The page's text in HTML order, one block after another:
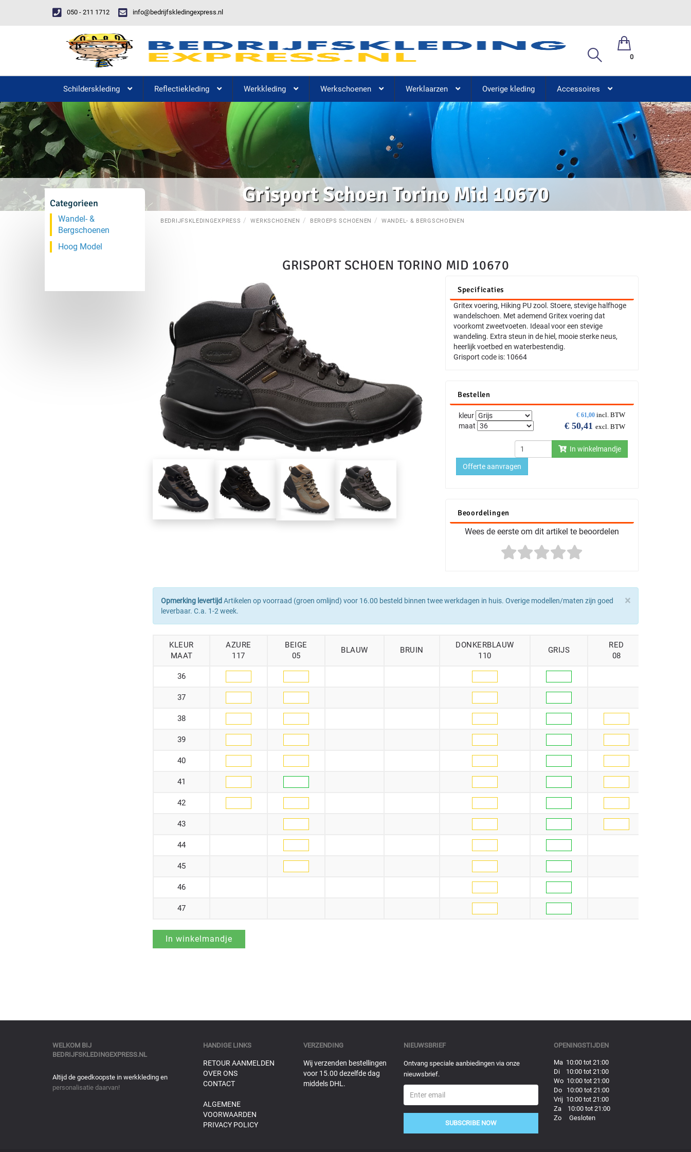
050 - 211 1712 info@bedrijfskledingexpress.nl
0
Schilderskleding Reflectiekleding Werkkleding Werkschoenen Werklaarzen Overige kleding Accessoires
Grisport Schoen Torino Mid 10670
BEDRIJFSKLEDINGEXPRESS WERKSCHOENEN BEROEPS SCHOENEN WANDEL- & BERGSCHOENEN
GRISPORT SCHOEN TORINO MID 10670
Specificaties
Gritex voering, Hiking PU zool. Stoere, stevige halfhoge
wandelschoen. Met ademend Gritex voering dat
voorkomt zweetvoeten. Ideaal voor een stevige
wandeling. Extra steun in de hiel, mooie sterke neus,
heerlijk voetbed en waterbestendig.
Grisport code is: 10664
Bestellen
€ 61,00 incl. BTW
€ 50,41 excl. BTW
kleur
maat
In winkelmandje
Offerte aanvragen
Beoordelingen
Wees de eerste om dit artikel te beoordelen
×
Opmerking levertijd Artikelen op voorraad (groen omlijnd) voor 16.00 besteld binnen twee werkdagen in huis. Overige modellen/maten zijn goed
leverbaar. C.a. 1-2 week.
KLEUR
MAAT
AZURE
117
BEIGE
05
BLAUW BRUIN
DONKERBLAUW
110
GRIJS
RED
08
36
37
38
39
40
41
42
43
44
45
46
47
Categorieen
Wandel- &
Bergschoenen
Hoog Model
WELKOM BIJ
BEDRIJFSKLEDINGEXPRESS.NL
Altijd de goedkoopste in werkkleding en
personalisatie daarvan!
HANDIGE LINKS
RETOUR AANMELDEN
OVER ONS
CONTACT
ALGEMENE
VOORWAARDEN
PRIVACY POLICY
VERZENDING
Wij verzenden bestellingen
voor 15.00 dezelfde dag
middels DHL.
NIEUWSBRIEF
Ontvang speciale aanbiedingen via onze
nieuwsbrief.
SUBSCRIBE NOW
OPENINGSTIJDEN
Ma 10:00 tot 21:00
Di 10:00 tot 21:00
Wo 10:00 tot 21:00
Do 10:00 tot 21:00
Vrij 10:00 tot 21:00
Za 10:00 tot 21:00
Zo Gesloten